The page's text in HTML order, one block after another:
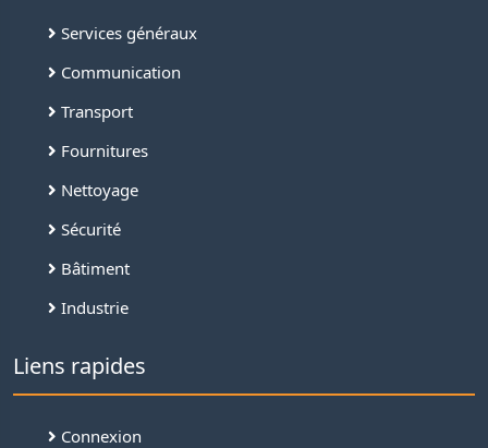
Services généraux
Communication
Transport
Fournitures
Nettoyage
Sécurité
Bâtiment
Industrie
Liens rapides
Connexion